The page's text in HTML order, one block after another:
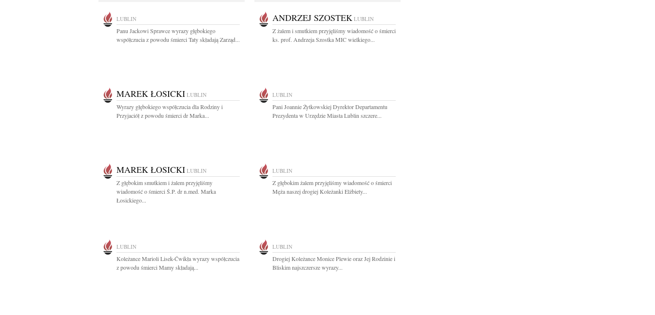
LUBLIN
Panu Jackowi Sprawce wyrazy głębokiego
współczucia z powodu śmierci Taty składają Zarząd...
ANDRZEJ SZOSTEK LUBLIN
Z żalem i smutkiem przyjęliśmy wiadomość o śmierci
ks. prof. Andrzeja Szostka MIC wielkiego...
MAREK ŁOSICKI LUBLIN
Wyrazy głębokiego współczucia dla Rodziny i
Przyjaciół z powodu śmierci dr Marka...
LUBLIN
Pani Joannie Żytkowskiej Dyrektor Departamentu
Prezydenta w Urzędzie Miasta Lublin szczere...
MAREK ŁOSICKI LUBLIN
Z głębokim smutkiem i żalem przyjęliśmy
wiadomość o śmierci Ś.P. dr n.med. Marka
Łosickiego...
LUBLIN
Z głębokim żalem przyjęliśmy wiadomość o śmierci
Męża naszej drogiej Koleżanki Elżbiety...
LUBLIN
Koleżance Marioli Lisek-Ćwikła wyrazy współczucia
z powodu śmierci Mamy składają...
LUBLIN
Drogiej Koleżance Monice Plewie oraz Jej Rodzinie i
Bliskim najszczersze wyrazy...